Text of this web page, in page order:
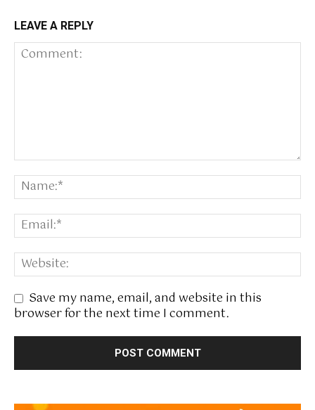
LEAVE A REPLY
Save my name, email, and website in this
browser for the next time I comment.